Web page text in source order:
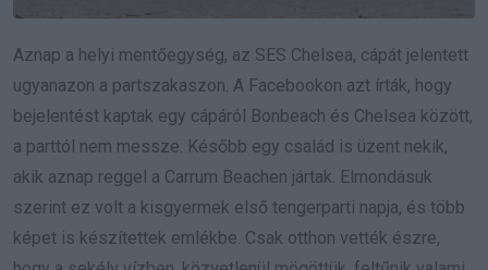
Aznap a helyi mentőegység, az SES Chelsea, cápát jelentett
ugyanazon a partszakaszon. A Facebookon azt írták, hogy
bejelentést kaptak egy cápáról Bonbeach és Chelsea között,
a parttól nem messze. Később egy család is üzent nekik,
akik aznap reggel a Carrum Beachen jártak. Elmondásuk
szerint ez volt a kisgyermek első tengerparti napja, és több
képet is készítettek emlékbe. Csak otthon vették észre,